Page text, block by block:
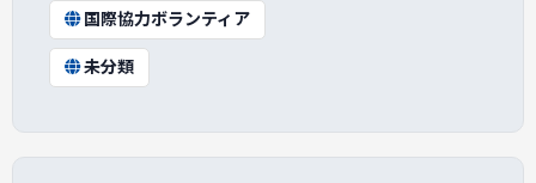
国際協力ボランティア
未分類